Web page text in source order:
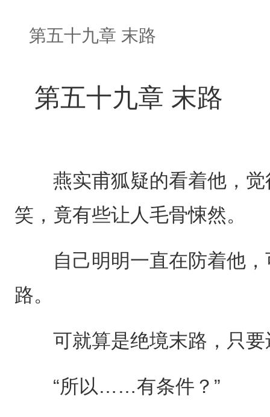
第五十九章 末路
第五十九章 末路
燕实甫狐疑的看着他，觉
笑，竟有些让人毛骨悚然。
自己明明一直在防着他，
路。
可就算是绝境末路，只要
“所以……有条件？”